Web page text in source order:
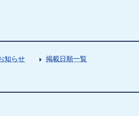
知らせ 掲載日順一覧